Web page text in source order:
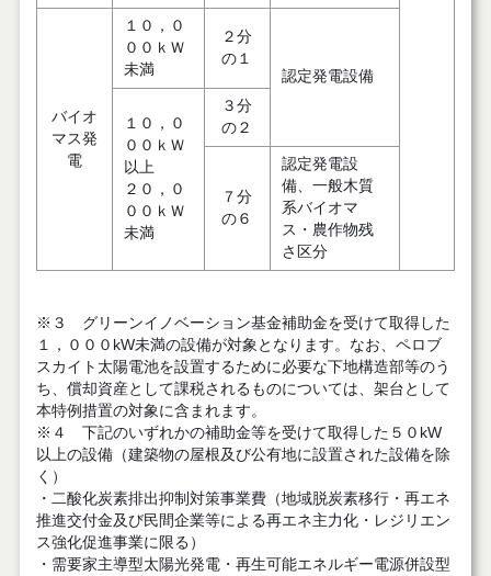
バイオ
マス発
電
１０，０
００ｋＷ
未満
２分
の１
認定発電設備
１０，０
００ｋＷ
以上
２０，０
００ｋＷ
未満
３分
の２
７分
の６
認定発電設
備、一般木質
系バイオマ
ス・農作物残
さ区分
※３ グリーンイノベーション基金補助金を受けて取得した
１，０００kW未満の設備が対象となります。なお、ペロブ
スカイト太陽電池を設置するために必要な下地構造部等のう
ち、償却資産として課税されるものについては、架台として
本特例措置の対象に含まれます。
※４ 下記のいずれかの補助金等を受けて取得した５０kW
以上の設備（建築物の屋根及び公有地に設置された設備を除
く）
・二酸化炭素排出抑制対策事業費（地域脱炭素移行・再エネ
推進交付金及び民間企業等による再エネ主力化・レジリエン
ス強化促進事業に限る）
・需要家主導型太陽光発電・再生可能エネルギー電源併設型